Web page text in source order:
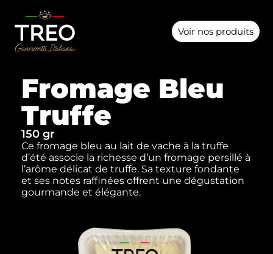
Voir nos produits
Fromage Bleu
Truffe
150 gr
Ce fromage bleu au lait de vache à la truffe
d’été associe la richesse d’un fromage persillé à
l’arôme délicat de truffe. Sa texture fondante
et ses notes raffinées offrent une dégustation
gourmande et élégante.